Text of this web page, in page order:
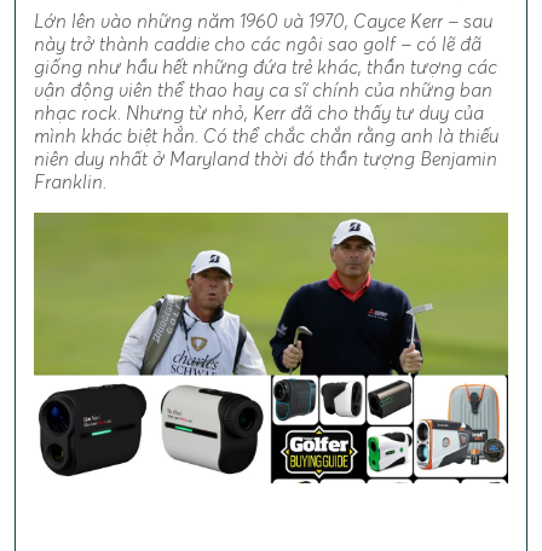
Lớn lên vào những năm 1960 và 1970, Cayce Kerr – sau
này trở thành caddie cho các ngôi sao golf – có lẽ đã
giống như hầu hết những đứa trẻ khác, thần tượng các
vận động viên thể thao hay ca sĩ chính của những ban
nhạc rock. Nhưng từ nhỏ, Kerr đã cho thấy tư duy của
mình khác biệt hẳn. Có thể chắc chắn rằng anh là thiếu
niên duy nhất ở Maryland thời đó thần tượng Benjamin
Franklin.